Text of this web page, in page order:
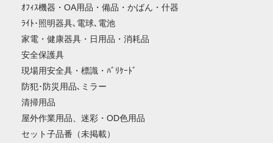
ｵﾌｨｽ機器・OA用品・備品・かばん・什器
ﾗｲﾄ･照明器具､電球､電池
家電・健康器具・日用品・消耗品
安全保護具
現場用安全具・標識・ﾊﾞﾘｹｰﾄﾞ
防犯･防災用品､ミラー
清掃用品
屋外作業用品、迷彩・OD色用品
セット子品番（未掲載）